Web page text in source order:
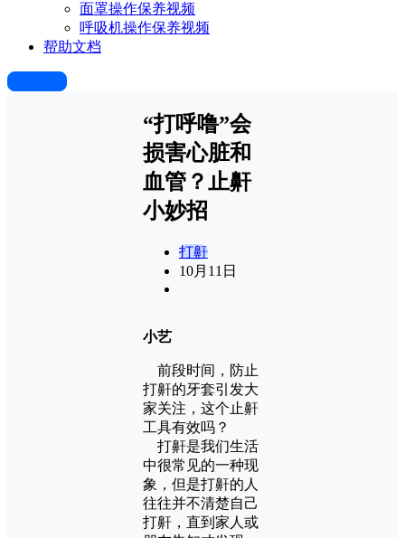
面罩操作保养视频
呼吸机操作保养视频
帮助文档
“打呼噜”会
损害心脏和
血管？止鼾
小妙招
打鼾
10月 11日
小艺
前段时间，防止
打鼾的牙套引发大
家关注，这个止鼾
工具有效吗？
打鼾是我们生活
中很常见的一种现
象，但是打鼾的人
往往并不清楚自己
打鼾，直到家人或